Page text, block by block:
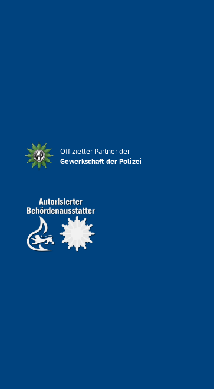
Offizieller Partner der
Gewerkschaft der Polizei